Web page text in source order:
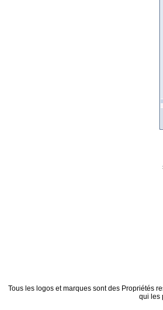
Tous les logos et marques sont des Propriétés
qui les